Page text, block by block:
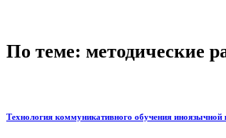
По теме: методические
Технология коммуникативного обучения иноязычной